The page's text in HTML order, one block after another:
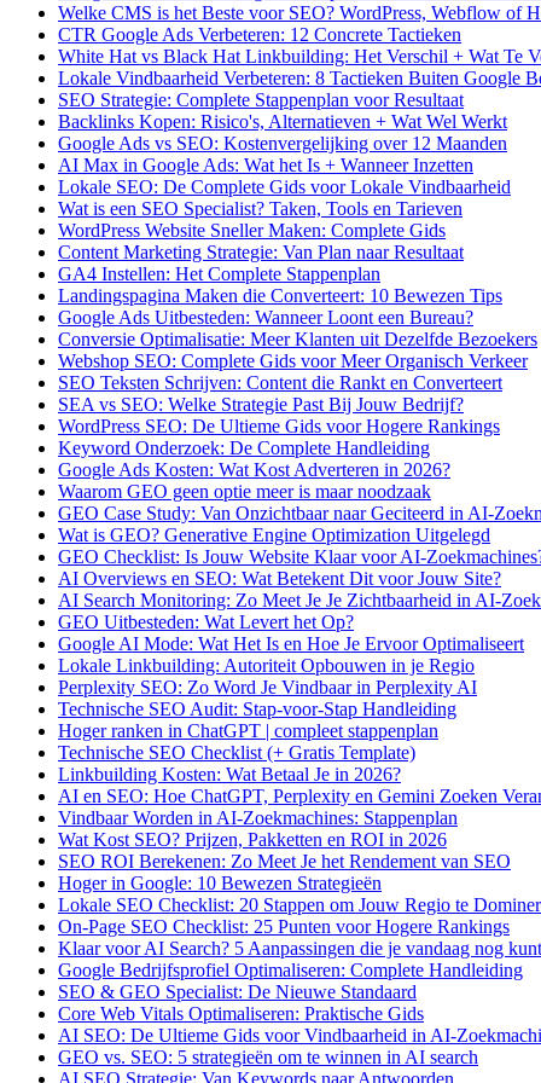
Welke CMS is het Beste voor SEO? WordPress, Webflow of
CTR Google Ads Verbeteren: 12 Concrete Tactieken
White Hat vs Black Hat Linkbuilding: Het Verschil + Wat Te
Lokale Vindbaarheid Verbeteren: 8 Tactieken Buiten Google
SEO Strategie: Complete Stappenplan voor Resultaat
Backlinks Kopen: Risico's, Alternatieven + Wat Wel Werkt
Google Ads vs SEO: Kostenvergelijking over 12 Maanden
AI Max in Google Ads: Wat het Is + Wanneer Inzetten
Lokale SEO: De Complete Gids voor Lokale Vindbaarheid
Wat is een SEO Specialist? Taken, Tools en Tarieven
WordPress Website Sneller Maken: Complete Gids
Content Marketing Strategie: Van Plan naar Resultaat
GA4 Instellen: Het Complete Stappenplan
Landingspagina Maken die Converteert: 10 Bewezen Tips
Google Ads Uitbesteden: Wanneer Loont een Bureau?
Conversie Optimalisatie: Meer Klanten uit Dezelfde Bezoekers
Webshop SEO: Complete Gids voor Meer Organisch Verkeer
SEO Teksten Schrijven: Content die Rankt en Converteert
SEA vs SEO: Welke Strategie Past Bij Jouw Bedrijf?
WordPress SEO: De Ultieme Gids voor Hogere Rankings
Keyword Onderzoek: De Complete Handleiding
Google Ads Kosten: Wat Kost Adverteren in 2026?
Waarom GEO geen optie meer is maar noodzaak
GEO Case Study: Van Onzichtbaar naar Geciteerd in AI-
Wat is GEO? Generative Engine Optimization Uitgelegd
GEO Checklist: Is Jouw Website Klaar voor AI-
AI Overviews en SEO: Wat Betekent Dit voor Jouw Site?
AI Search Monitoring: Zo Meet Je Je Zichtbaarheid in AI-
GEO Uitbesteden: Wat Levert het Op?
Google AI Mode: Wat Het Is en Hoe Je Ervoor Optimaliseert
Lokale Linkbuilding: Autoriteit Opbouwen in je Regio
Perplexity SEO: Zo Word Je Vindbaar in Perplexity AI
Technische SEO Audit: Stap-voor-Stap Handleiding
Hoger ranken in ChatGPT | compleet stappenplan
Technische SEO Checklist (+ Gratis Template)
Linkbuilding Kosten: Wat Betaal Je in 2026?
AI en SEO: Hoe ChatGPT, Perplexity en Gemini Zoeken
Vindbaar Worden in AI-Zoekmachines: Stappenplan
Wat Kost SEO? Prijzen, Pakketten en ROI in 2026
SEO ROI Berekenen: Zo Meet Je het Rendement van SEO
Hoger in Google: 10 Bewezen Strategieën
Lokale SEO Checklist: 20 Stappen om Jouw Regio te
On-Page SEO Checklist: 25 Punten voor Hogere Rankings
Klaar voor AI Search? 5 Aanpassingen die je vandaag nog
Google Bedrijfsprofiel Optimaliseren: Complete Handleiding
SEO & GEO Specialist: De Nieuwe Standaard
Core Web Vitals Optimaliseren: Praktische Gids
AI SEO: De Ultieme Gids voor Vindbaarheid in AI-
GEO vs. SEO: 5 strategieën om te winnen in AI search